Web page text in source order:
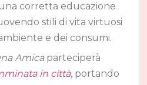
corretta educazione
stili di vita virtuosi
e dei consumi.
Amicaparteciperà
in città, portando